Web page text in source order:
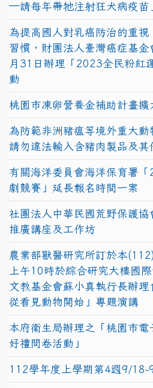
—請每年帶牠注射狂犬病疫苗
為提高國人對乳癌防治的重
習慣，財團法人臺灣癌症基
月31日辦理「2023全民粉紅
動
桃園市凍卵營養金補助計畫擴
為防範非洲豬瘟等境外重大動
請勿違法輸入含豬肉製品及其
有關海洋委員會海洋保育署
劇競賽」延長報名時間一案
社團法人中華民國荒野保護協
推廣講座及工作坊
農業部獸醫研究所訂於本
上午10時於綜合研究大樓國
文教基金會蘇小真執行長辦理
從看見動物開始」專題演講
本府衛生局辦理之「桃園市
好禮問卷活動」
112學年度上學期第4週9/18-